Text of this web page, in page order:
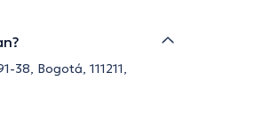
38, Bogotá, 111211,